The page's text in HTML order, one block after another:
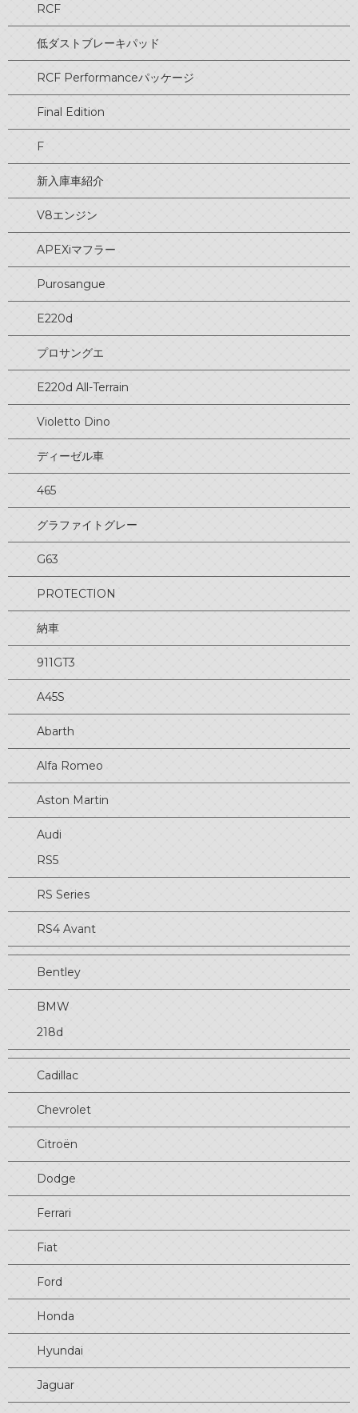
RCF
低ダストブレーキパッド
RCF Performanceパッケージ
Final Edition
F
新入庫車紹介
V8エンジン
APEXiマフラー
Purosangue
E220d
プロサングエ
E220d All-Terrain
Violetto Dino
ディーゼル車
465
グラファイトグレー
G63
PROTECTION
納車
911GT3
A45S
Abarth
Alfa Romeo
Aston Martin
Audi
RS5
RS Series
RS4 Avant
Bentley
BMW
218d
Cadillac
Chevrolet
Citroën
Dodge
Ferrari
Fiat
Ford
Honda
Hyundai
Jaguar